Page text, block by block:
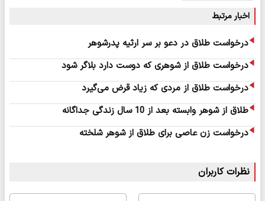
اخبار مرتبط
درخواست طلاق در دعو بر سر ارثیه پدرشوهر
درخواست طلاق از شوهری که دوست دارد بلاگر شود
درخواست طلاق از مردی که زیاد قرض می‌گیرد
طلاق از شوهر وابسته بعد از 10 سال زندگی جداگانه
درخواست زن عاصی برای طلاق از شوهر شلخته
نظرات کاربران